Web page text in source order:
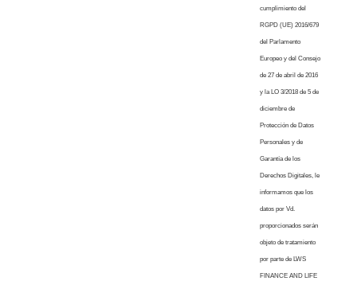
cumplimiento del
RGPD (UE) 2016/679
del Parlamento
Europeo y del Consejo
de 27 de abril de 2016
y la LO 3/2018 de 5 de
diciembre de
Protección de Datos
Personales y de
Garantía de los
Derechos Digitales, le
informamos que los
datos por Vd.
proporcionados serán
objeto de tratamiento
por parte de LWS
FINANCE AND LIFE